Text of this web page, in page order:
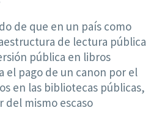
de que en un país como
de lectura pública
pública en libros
el pago de un canon por el
en las bibliotecas públicas,
del mismo escaso